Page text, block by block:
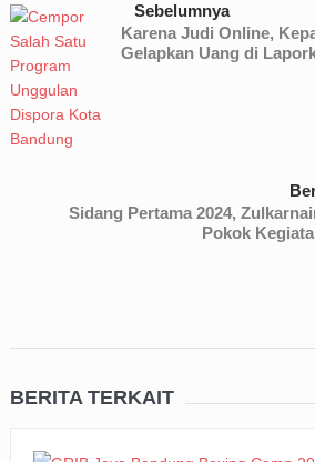
Sebelumnya
Karena Judi Online,
Gelapkan Uang di
Sidang Pertama 2024,
Pokok
BERITA TERKAIT